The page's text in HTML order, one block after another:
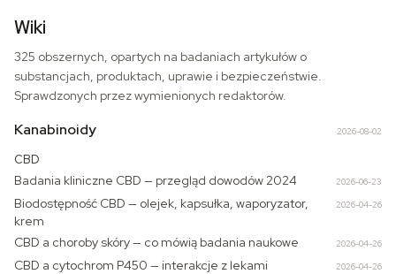
Wiki
325 obszernych, opartych na badaniach artykułów o
substancjach, produktach, uprawie i bezpieczeństwie.
Sprawdzonych przez wymienionych redaktorów.
Kanabinoidy 2026-08-02
CBD
Badania kliniczne CBD — przegląd dowodów 2024 2026-06-23
Biodostępność CBD — olejek, kapsułka, waporyzator,
krem
2026-04-26
CBD a choroby skóry — co mówią badania naukowe 2026-04-26
CBD a cytochrom P450 — interakcje z lekami 2026-04-26